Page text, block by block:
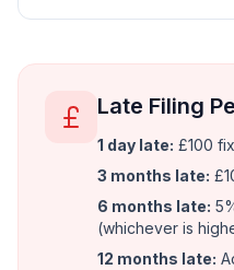
Late Filing
1 day late: £100
3 months late:
6 months late:
(whichever is
12 months late: